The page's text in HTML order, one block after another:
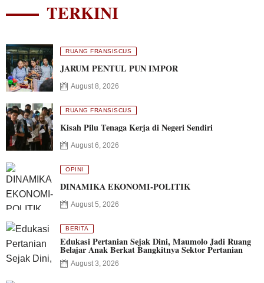
TERKINI
RUANG FRANSISCUS
JARUM PENTUL PUN IMPOR
August 8, 2026
RUANG FRANSISCUS
Kisah Pilu Tenaga Kerja di Negeri Sendiri
August 6, 2026
OPINI
DINAMIKA EKONOMI-POLITIK
August 5, 2026
BERITA
Edukasi Pertanian Sejak Dini, Maumolo Jadi Ruang
Belajar Anak Berkat Bangkitnya Sektor Pertanian
August 3, 2026